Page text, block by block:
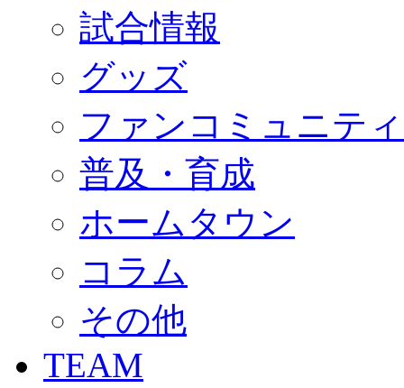
GOODS
オフィシャルストア（実店舗）
オンラインストア
ACADEMY
アカデミーについて
コーチ&スタッフ
ジュニア
ジュニアユース
ユース
練習拠点（ナラディーア）
SCHOOL
CLUB
パートナー募集
クラブ理念
サステナビリティ
Web制作支援
応援プロジェクト
試合情報
グッズ
ファンコミュニティ
普及・育成
ホームタウン
コラム
その他
TEAM